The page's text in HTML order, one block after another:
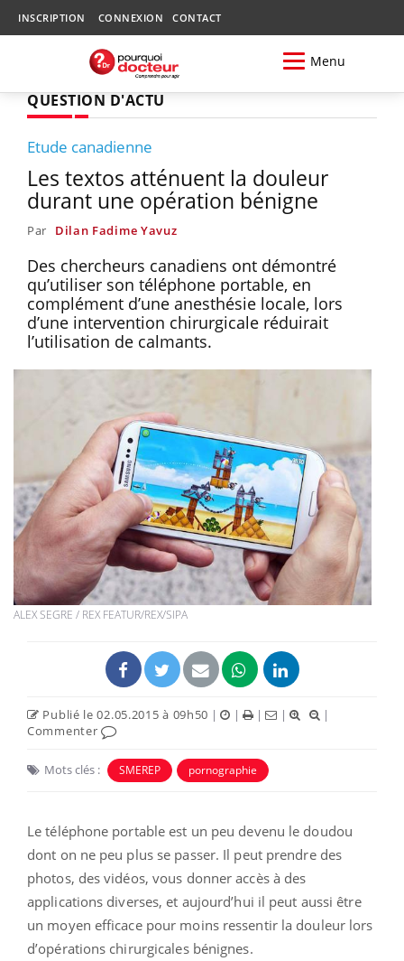
INSCRIPTION CONNEXION CONTACT
Menu
QUESTION D'ACTU
Etude canadienne
Les textos atténuent la douleur
durant une opération bénigne
Par Dilan Fadime Yavuz
Des chercheurs canadiens ont démontré
qu’utiliser son téléphone portable, en
complément d’une anesthésie locale, lors
d’une intervention chirurgicale réduirait
l’utilisation de calmants.
ALEX SEGRE / REX FEATUR/REX/SIPA
Publié le 02.05.2015 à 09h50 | | | |
|
Commenter
Mots clés : SMEREP pornographie
Le téléphone portable est un peu devenu le doudou
dont on ne peu plus se passer. Il peut prendre des
photos, des vidéos, vous donner accès à des
applications diverses, et aujourd’hui il peut aussi être
un moyen efficace pour moins ressentir la douleur lors
d’opérations chirurgicales bénignes.